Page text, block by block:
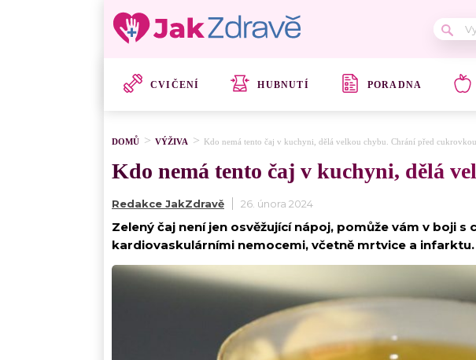
CVIČENÍ HUBNUTÍ PORADNA
DOMŮ VÝŽIVA Kdo nemá tento čaj v kuchyni, dělá velkou chybu. Chrání před
Kdo nemá tento čaj v kuchyni, dělá
Redakce JakZdravě 26. února 2024
Zelený čaj není jen osvěžující nápoj, pomůže vám v boji s
kardiovaskulárními nemocemi, včetně mrtvice a infarktu.